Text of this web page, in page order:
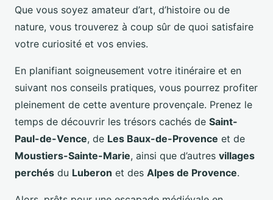
Que vous soyez amateur d’art, d’histoire ou de
nature, vous trouverez à coup sûr de quoi satisfaire
votre curiosité et vos envies.
En planifiant soigneusement votre itinéraire et en
suivant nos conseils pratiques, vous pourrez profiter
pleinement de cette aventure provençale. Prenez le
temps de découvrir les trésors cachés de Saint-
Paul-de-Vence, de Les Baux-de-Provence et de
Moustiers-Sainte-Marie, ainsi que d’autres villages
perchés du Luberon et des Alpes de Provence.